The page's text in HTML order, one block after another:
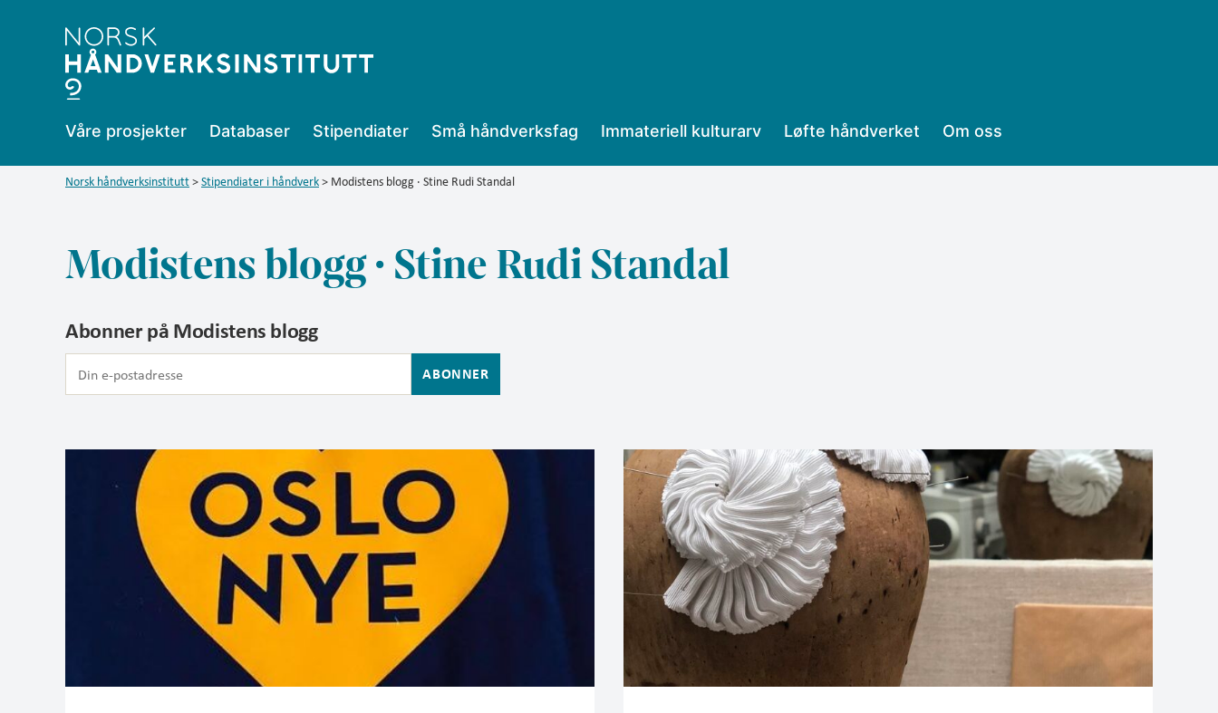
Modistens
blogg
Våre prosjekter Databaser Stipendiater Små håndverksfag Immateriell kulturarv Løfte håndverket Om oss
Norsk håndverksinstitutt > Stipendiater i håndverk > Modistens blogg · Stine Rudi Standal
Modistens blogg · Stine Rudi Standal
Abonner på Modistens blogg